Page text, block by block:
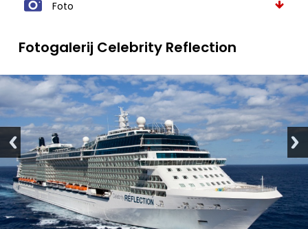
Foto
Fotogalerij Celebrity Reflection